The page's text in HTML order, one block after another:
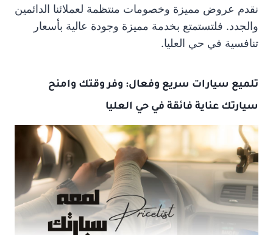
نقدم عروض مميزة وخصومات منتظمة لعملائنا الدائمين
والجدد. فلتستمتع بخدمة مميزة وجودة عالية بأسعار
تنافسية في حي العليا.
تلميع سيارات سريع وفعال: وفر وقتك وامنح
سيارتك عناية فائقة في حي العليا